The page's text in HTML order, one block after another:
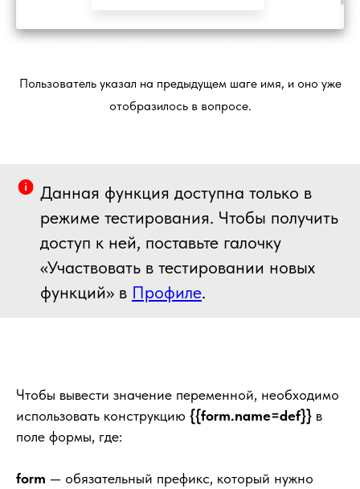
Пользователь указал на предыдущем шаге имя, и оно уже
отобразилось в вопросе.
Данная функция доступна только в
режиме тестирования. Чтобы получить
доступ к ней, поставьте галочку
«Участвовать в тестировании новых
функций» в Профиле.
Чтобы вывести значение переменной, необходимо
использовать конструкцию {{form.name=def}} в
поле формы, где:
form — обязательный префикс, который нужно